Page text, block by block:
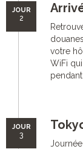
JOUR
2
votre
WiFi
JOUR
3